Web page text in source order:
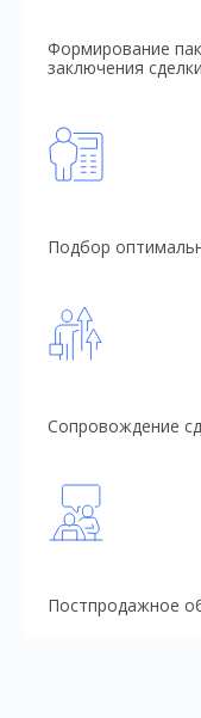
Формирование
заключения сделки
Подбор
Сопровождение
Постпродажное